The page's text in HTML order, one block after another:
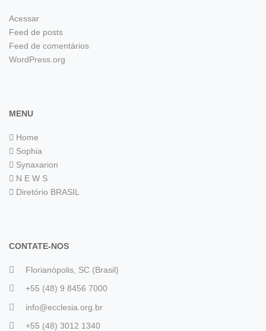
Acessar
Feed de posts
Feed de comentários
WordPress.org
MENU
Home
Sophia
Synaxarion
N E W S
Diretório BRASIL
CONTATE-NOS
Florianópolis, SC (Brasil)
+55 (48) 9 8456 7000
info@ecclesia.org.br
+55 (48) 3012 1340